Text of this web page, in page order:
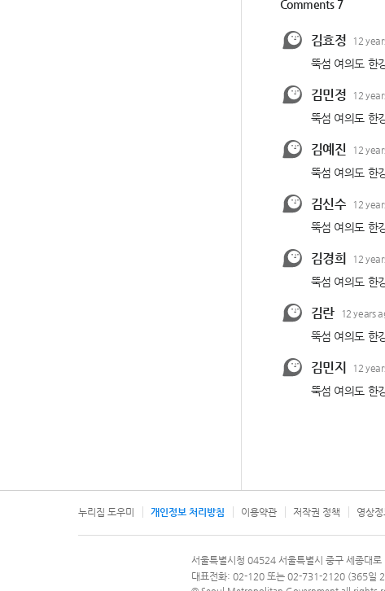
누리집 도우미 개인정보 처리방침 이용약관 저작권 정책 영상
문의 전화번호 120, 120 다산콜재단
서울특별시청 04524 서울특별시 중구 세종대
대표전화: 02-120 또는 02-731-2120 (365일